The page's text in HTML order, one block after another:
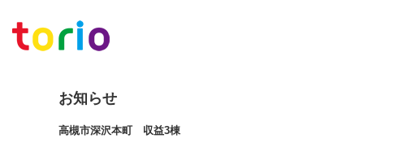
お知らせ
高槻市深沢本町 収益3棟